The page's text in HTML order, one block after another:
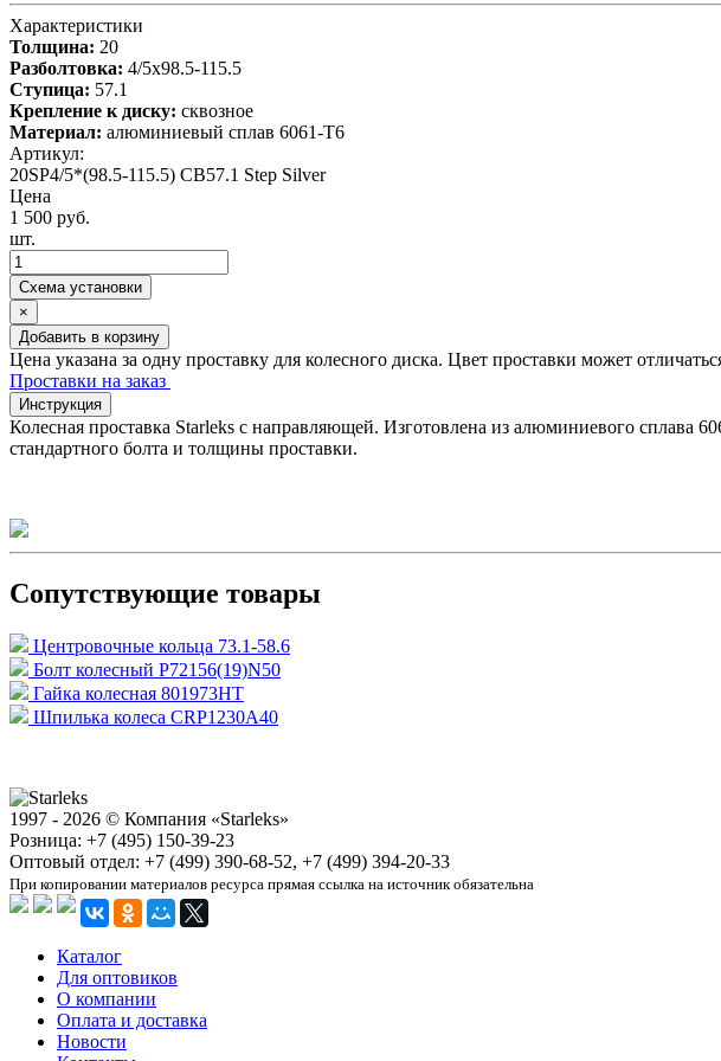
Характеристики
Толщина: 20
Разболтовка: 4/5x98.5-115.5
Ступица: 57.1
Крепление к диску: сквозное
Материал: алюминиевый сплав 6061-T6
Артикул:
20SP4/5*(98.5-115.5) CB57.1 Step Silver
Цена
1 500 руб.
шт.
Схема установки
×
Добавить в корзину
Цена указана за одну проставку для колесного диска. Цвет проставки может
Проставки на заказ
Инструкция
Колесная проставка Starleks с направляющей. Изготовлена из алюминиевого
стандартного болта и толщины проставки.
Сопутствующие товары
Центровочные кольца 73.1-58.6
Болт колесный P72156(19)N50
Гайка колесная 801973HT
Шпилька колеса CRP1230A40
1997 - 2026 © Компания «Starleks»
Розница: +7 (495) 150-39-23
Оптовый отдел: +7 (499) 390-68-52, +7 (499) 394-20-33
При копировании материалов ресурса прямая ссылка на источник обязательна
Каталог
Для оптовиков
О компании
Оплата и доставка
Новости